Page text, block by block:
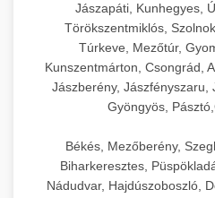
Jászapáti, Kunhegyes,
Törökszentmiklós,
Túrkeve, Mezőtúr,
Kunszentmárton, Csongrád,
Jászberény, Jászfényszaru,
Gyöngyös,
Békés, Mezőberény,
Biharkeresztes,
Nádudvar, Hajdúszoboszló,